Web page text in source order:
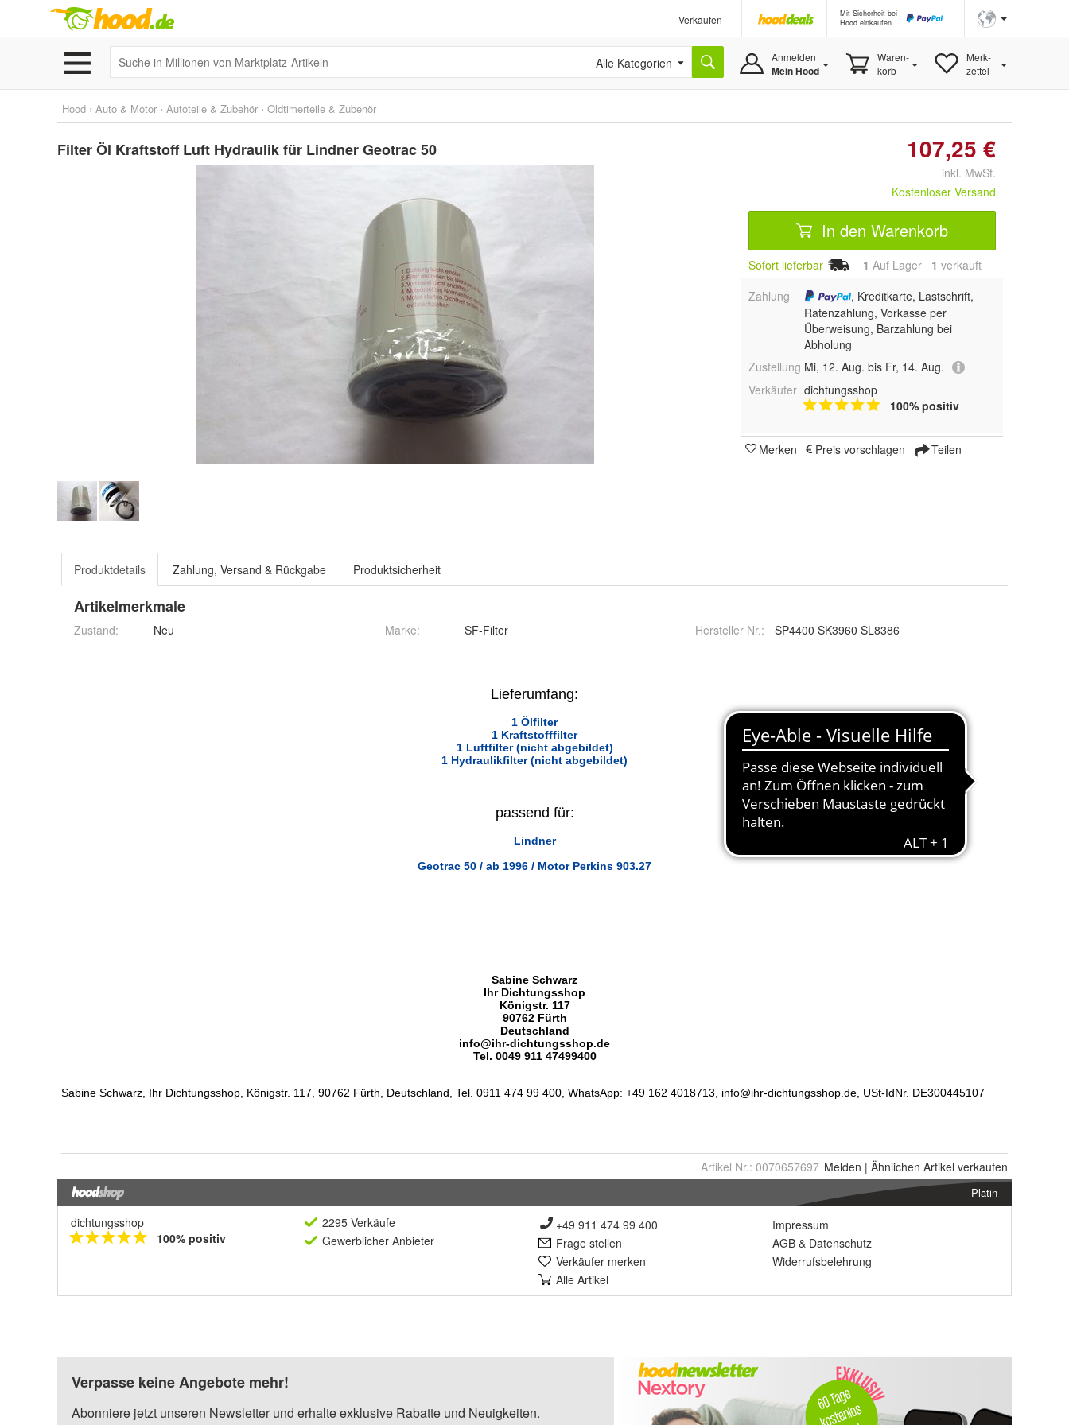
Verkaufen
Mit Sicherheit bei
Hood einkaufen
Alle Kategorien Anmelden
Mein Hood
Waren-
korb
Merk-
zettel
Hood › Auto & Motor › Autoteile & Zubehör › Oldtimerteile & Zubehör
Filter Öl Kraftstoff Luft Hydraulik für Lindner Geotrac 50 107,25 €
inkl. MwSt.
Kostenloser Versand
In den Warenkorb
Sofort lieferbar 1 Auf Lager 1 verkauft
Zahlung
, Kreditkarte, Lastschrift,
Ratenzahlung, Vorkasse per
Überweisung, Barzahlung bei
Abholung
Zustellung Mi, 12. Aug. bis Fr, 14. Aug.
Verkäufer dichtungsshop
100% positiv
Merken Preis vorschlagen Teilen
Produktdetails Zahlung, Versand & Rückgabe Produktsicherheit
Artikelmerkmale
Zustand: Neu Marke: SF-Filter Hersteller Nr.: SP4400 SK3960 SL8386
Artikel Nr.: 0070657697 Melden | Ähnlichen Artikel verkaufen
Platin
dichtungsshop
100% positiv
2295 Verkäufe
Gewerblicher Anbieter
+49 911 474 99 400
Frage stellen
Verkäufer merken
Alle Artikel
Impressum
AGB & Datenschutz
Widerrufsbelehrung
Verpasse keine Angebote mehr!
Abonniere jetzt unseren Newsletter und erhalte exklusive Rabatte und Neuigkeiten.